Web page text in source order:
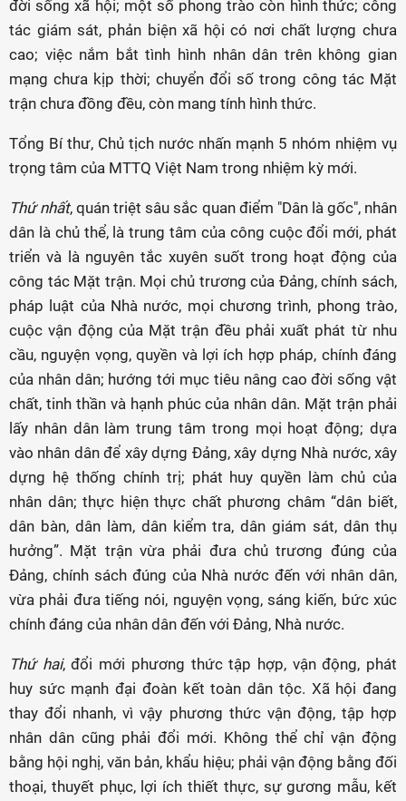
đời sống xã hội; một số phong trào còn hình thức; công
tác giám sát, phản biện xã hội có nơi chất lượng chưa
cao; việc nắm bắt tình hình nhân dân trên không gian
mạng chưa kịp thời; chuyển đổi số trong công tác Mặt
trận chưa đồng đều, còn mang tính hình thức.
Tổng Bí thư, Chủ tịch nước nhấn mạnh 5 nhóm nhiệm vụ
trọng tâm của MTTQ Việt Nam trong nhiệm kỳ mới.
Thứ nhất, quán triệt sâu sắc quan điểm "Dân là gốc", nhân
dân là chủ thể, là trung tâm của công cuộc đổi mới, phát
triển và là nguyên tắc xuyên suốt trong hoạt động của
công tác Mặt trận. Mọi chủ trương của Đảng, chính sách,
pháp luật của Nhà nước, mọi chương trình, phong trào,
cuộc vận động của Mặt trận đều phải xuất phát từ nhu
cầu, nguyện vọng, quyền và lợi ích hợp pháp, chính đáng
của nhân dân; hướng tới mục tiêu nâng cao đời sống vật
chất, tinh thần và hạnh phúc của nhân dân. Mặt trận phải
lấy nhân dân làm trung tâm trong mọi hoạt động; dựa
vào nhân dân để xây dựng Đảng, xây dựng Nhà nước, xây
dựng hệ thống chính trị; phát huy quyền làm chủ của
nhân dân; thực hiện thực chất phương châm “dân biết,
dân bàn, dân làm, dân kiểm tra, dân giám sát, dân thụ
hưởng”. Mặt trận vừa phải đưa chủ trương đúng của
Đảng, chính sách đúng của Nhà nước đến với nhân dân,
vừa phải đưa tiếng nói, nguyện vọng, sáng kiến, bức xúc
chính đáng của nhân dân đến với Đảng, Nhà nước.
Thứ hai, đổi mới phương thức tập hợp, vận động, phát
huy sức mạnh đại đoàn kết toàn dân tộc. Xã hội đang
thay đổi nhanh, vì vậy phương thức vận động, tập hợp
nhân dân cũng phải đổi mới. Không thể chỉ vận động
bằng hội nghị, văn bản, khẩu hiệu; phải vận động bằng đối
thoại, thuyết phục, lợi ích thiết thực, sự gương mẫu, kết